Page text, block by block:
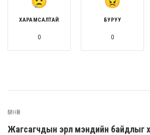
ХАРАМСАЛТАЙ
0
БУРУУ
0
ӨМНӨХ
Жагсагчдын эрүүл мэндийн байдлыг